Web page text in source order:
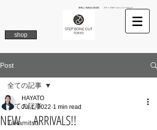
南青山 表参道の美容院 ステップボーンカットトーキョー
shop
Post
全ての記事
Takamitsu
全ての記事
NEW ARRIVALS!!
HAYATO
Jul 1, 2022 1 min read